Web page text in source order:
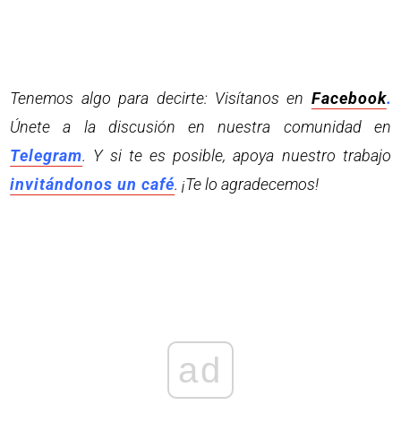
Tenemos algo para decirte: Visítanos en Facebook.
Únete a la discusión en nuestra comunidad en
Telegram. Y si te es posible, apoya nuestro trabajo
invitándonos un café. ¡Te lo agradecemos!
ad